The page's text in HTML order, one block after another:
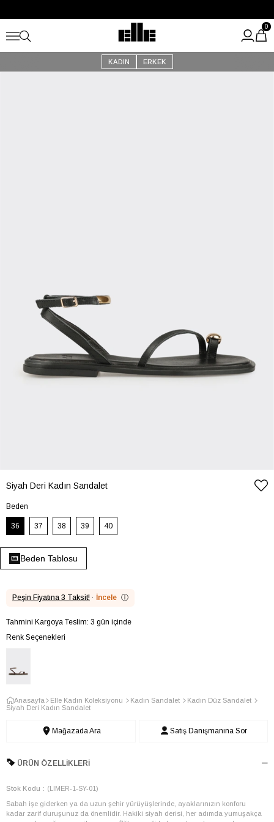
Kargo Ücretsiz!
KADIN ERKEK
0
Siyah Deri Kadın Sandalet
Beden
36 37 38 39 40
Beden Tablosu
Peşin Fiyatına 3 Taksit! · İncele ⓘ
Tahmini Kargoya Teslim: 3 gün içinde
Renk Seçenekleri
Anasayfa Elle Kadın Koleksiyonu Kadın Sandalet
Kadın Düz Sandalet
Siyah Deri Kadın Sandalet
Mağazada Ara Satış Danışmanına Sor
ÜRÜN ÖZELLIKLERI
Stok Kodu (LIMER-1-SY-01)
Sabah işe giderken ya da uzun şehir yürüyüşlerinde, ayaklarınızın konforu
kadar zarif duruşunuz da önemlidir. Hakiki siyah derisi, her adımda yumuşakça